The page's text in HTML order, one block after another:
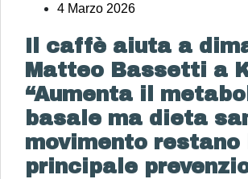
4 Marzo 2026
Il caffè aiuta a
Matteo Bassetti a
“Aumenta il
basale ma dieta
movimento restano
principale